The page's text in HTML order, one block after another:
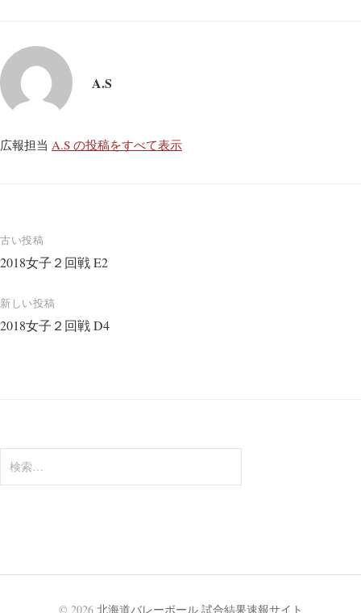
A.S
広報担当 A.S の投稿をすべて表示
投
稿
ナ
ビ
古い投稿
2018女子２回戦 E2
新しい投稿
2018女子２回戦 D4
索:
© 2026 北海道バレーボール 試合結果速報サイト